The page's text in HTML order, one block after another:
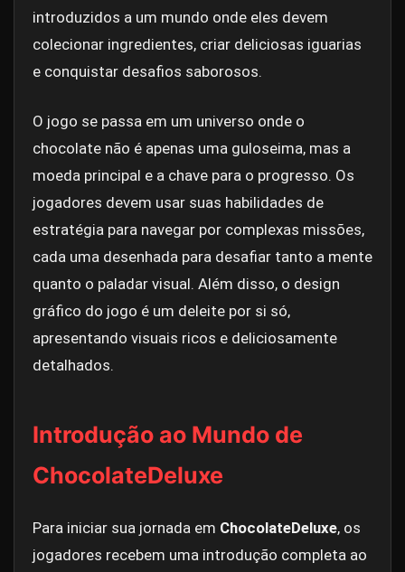
introduzidos a um mundo onde eles devem
colecionar ingredientes, criar deliciosas iguarias
e conquistar desafios saborosos.
O jogo se passa em um universo onde o
chocolate não é apenas uma guloseima, mas a
moeda principal e a chave para o progresso. Os
jogadores devem usar suas habilidades de
estratégia para navegar por complexas missões,
cada uma desenhada para desafiar tanto a mente
quanto o paladar visual. Além disso, o design
gráfico do jogo é um deleite por si só,
apresentando visuais ricos e deliciosamente
detalhados.
Introdução ao Mundo de
ChocolateDeluxe
Para iniciar sua jornada em ChocolateDeluxe, os
jogadores recebem uma introdução completa ao